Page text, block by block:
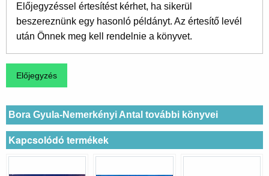
Előjegyzéssel értesítést kérhet, ha sikerül
beszereznünk egy hasonló példányt. Az értesítő levél
után Önnek meg kell rendelnie a könyvet.
Bora Gyula-Nemerkényi Antal további könyvei
Kapcsolódó termékek